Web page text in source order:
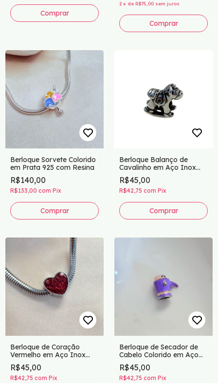
2 x de R$75,00 sem juros
Berloque Sorvete Colorido
em Prata 925 com Resina
R$140,00
R$133,00 com Pix
Berloque Balanço de
Cavalinho em Aço Inox
para Pulseiras Estilo
Europeu
R$45,00
R$42,75 com Pix
Berloque de Coração
Vermelho em Aço Inox
com Resina Brilhante –
Amor e Estilo em Um Só
Charm
R$45,00
R$42,75 com Pix
Berloque de Secador de
Cabelo Colorido em Aço
Inox – Charme para
Profissionais da Beleza
R$45,00
R$42,75 com Pix